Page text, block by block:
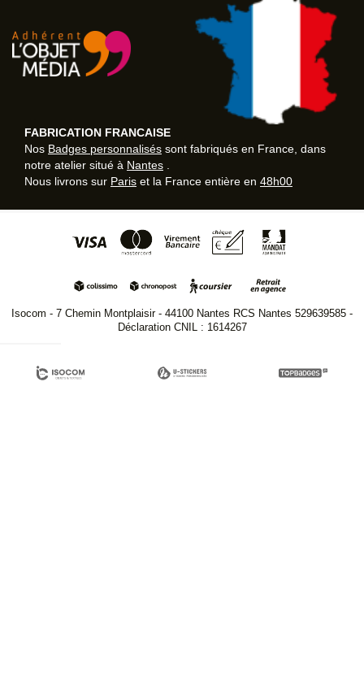
FABRICATION FRANCAISE
Nos Badges personnalisés sont fabriqués en France, dans
notre atelier situé à Nantes
Nous livrons sur Paris et la France entière en 48h00
Isocom - 7 Chemin Montplaisir - 44100 Nantes RCS Nantes 529639585 -
Déclaration CNIL : 1614267